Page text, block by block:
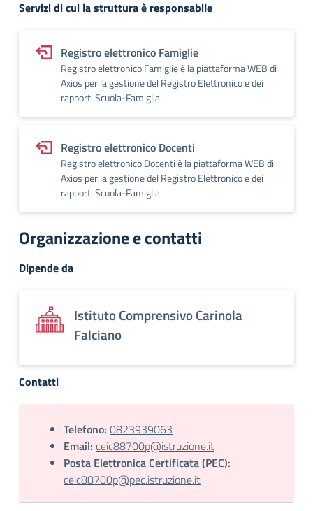
Servizi di cui la struttura è responsabile
Registro elettronico Famiglie
Registro elettronico Famiglie è la piattaforma WEB di
Axios per la gestione del Registro Elettronico e dei
rapporti Scuola-Famiglia.
Registro elettronico Docenti
Registro elettronico Docenti è la piattaforma WEB di
Axios per la gestione del Registro Elettronico e dei
rapporti Scuola-Famiglia
Organizzazione e contatti
Dipende da
Istituto Comprensivo Carinola
Falciano
Contatti
Telefono: 0823939063
Email: ceic88700p@istruzione.it
Posta Elettronica Certificata (PEC):
ceic88700p@pec.istruzione.it